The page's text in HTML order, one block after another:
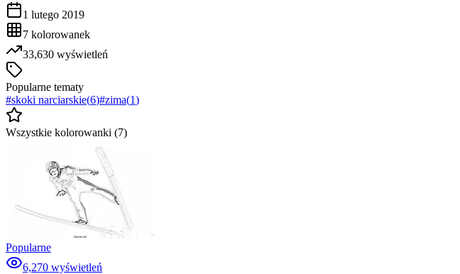
1 lutego 2019
7 kolorowanek
33,630 wyświetleń
Popularne tematy
#skoki narciarskie(6)#zima(1)
Wszystkie kolorowanki (7)
Popularne
6,270 wyświetleń